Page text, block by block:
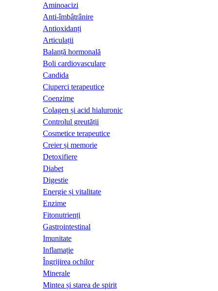
Aminoacizi
Anti-îmbâtrânire
Antioxidanți
Articulații
Balanță hormonală
Boli cardiovasculare
Candida
Ciuperci terapeutice
Coenzime
Colagen și acid hialuronic
Controlul greutății
Cosmetice terapeutice
Creier și memorie
Detoxifiere
Diabet
Digestie
Energie și vitalitate
Enzime
Fitonutrienți
Gastrointestinal
Imunitate
Inflamație
Îngrijirea ochilor
Minerale
Mintea și starea de spirit